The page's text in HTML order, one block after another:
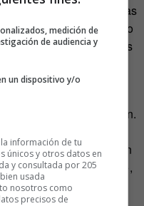
en sociedades pacíficas
conocemos el aspecto
derivaba en escaladas
para ir dando tiros por
Los viejos se quejan.
desempleo afecta
estos están aún en
sociedades pacíficas»,
medición de
de audiencia y
un dispositivo y/o
información de tu
únicos y otros datos en
y consultada por 205
usada
nosotros como
precisos de